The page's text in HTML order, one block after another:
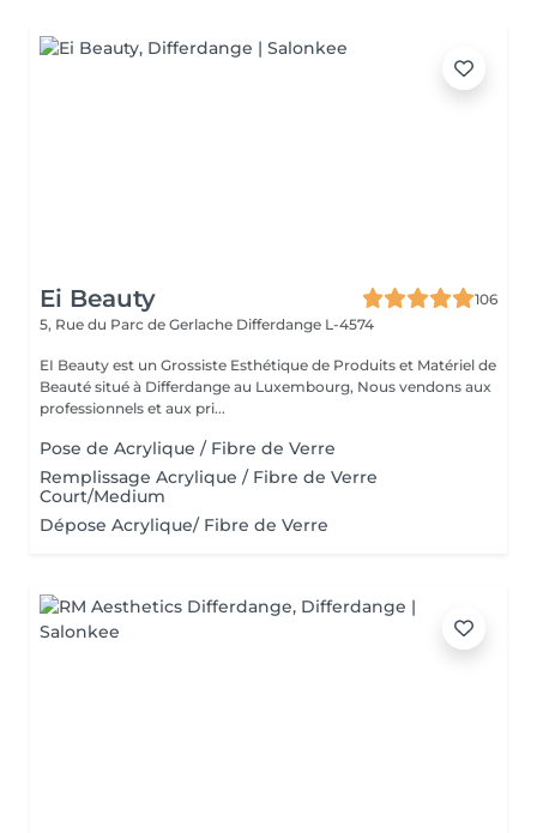
Ei Beauty
106
5, Rue du Parc de Gerlache Differdange L-4574
EI Beauty est un Grossiste Esthétique de Produits et Matériel de
Beauté situé à Differdange au Luxembourg, Nous vendons aux
professionnels et aux pri...
Pose de Acrylique / Fibre de Verre
Remplissage Acrylique / Fibre de Verre
Court/Medium
Dépose Acrylique/ Fibre de Verre